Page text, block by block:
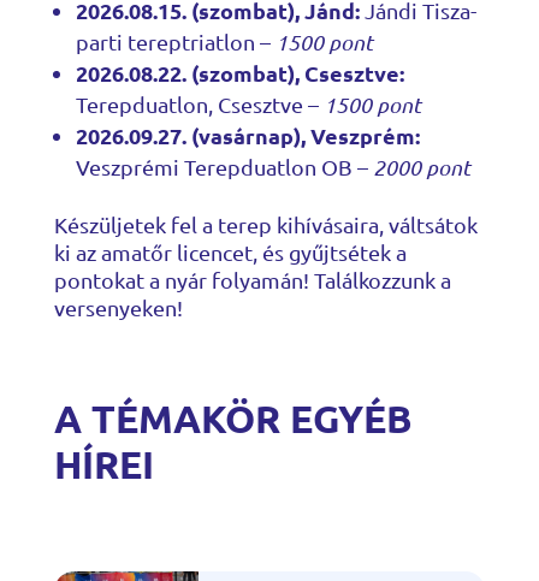
2026.08.15. (szombat), Jánd:Jándi Tisza-
parti tereptriatlon – 1500 pont
2026.08.22. (szombat), Csesztve:
Terepduatlon, Csesztve – 1500 pont
2026.09.27. (vasárnap), Veszprém:
Veszprémi Terepduatlon OB – 2000 pont
Készüljetek fel a terep kihívásaira, váltsátok
ki az amatőr licencet, és gyűjtsétek a
pontokat a nyár folyamán! Találkozzunk a
versenyeken!
A TÉMAKÖR EGYÉB
HÍREI